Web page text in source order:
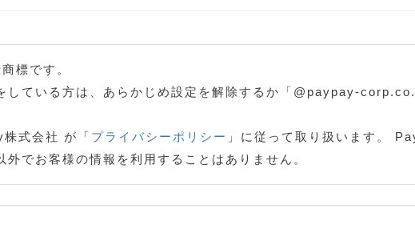
標です。
している方は、あらかじめ設定を解除するか「@paypay-
式会社 が「 プライバシーポリシー 」に従って取り扱います。
外でお客様の情報を利用することはありません。